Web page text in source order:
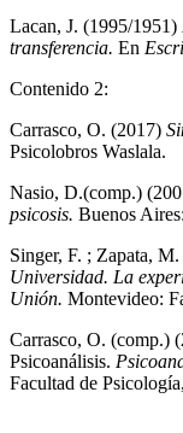
Lacan, J. (1995/1951)
transferencia. En
Contenido 2:
Carrasco, O. (2017)
Psicolobros Waslala.
Nasio, D.(comp.)
psicosis. Buenos
Singer, F. ; Zapata,
Universidad. La
Unión. Montevideo:
Carrasco, O. (comp.)
Psicoanálisis.
Facultad de